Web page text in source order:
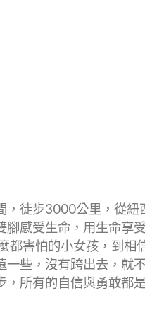
，徒步3000公里，從紐
腳感受生命，用生命享
都害怕的小女孩，到相
一些，沒有跨出去，就
，所有的自信與勇敢都